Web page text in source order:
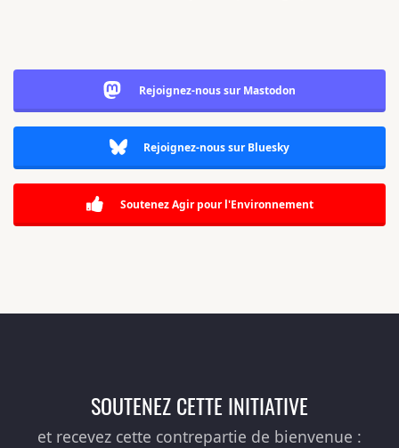
Rejoignez-nous sur Mastodon
Rejoignez-nous sur Bluesky
Soutenez Agir pour l'Environnement
SOUTENEZ CETTE INITIATIVE
et recevez cette contrepartie de bienvenue :